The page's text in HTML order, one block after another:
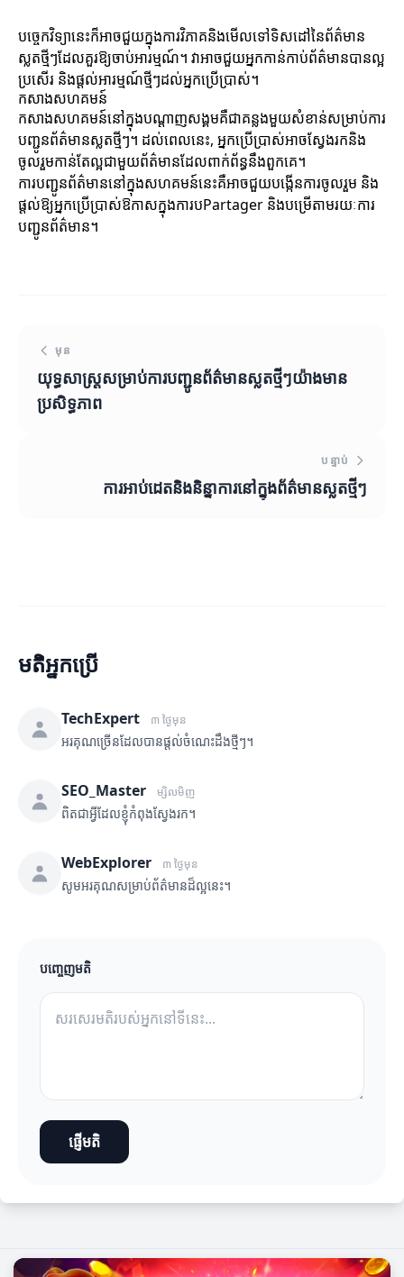
បច្ចេកវិទ្យានេះក៏អាចជួយក្នុងការវិភាគនិងមើលទៅទិសដៅនៃព័ត៌មាន
ស្លតថ្មីៗដែលគួរឱ្យចាប់អារម្មណ៍។ វាអាចជួយអ្នកកាន់កាប់ព័ត៌មានបានល្អ
ប្រសើរ និងផ្តល់អារម្មណ៍ថ្មីៗដល់អ្នកប្រើប្រាស់។
កសាងសហគមន៍
កសាងសហគមន៍នៅក្នុងបណ្តាញសង្គមគឺជាគន្លងមួយសំខាន់សម្រាប់ការ
បញ្ជូនព័ត៌មានស្លតថ្មីៗ។ ដល់ពេលនេះ, អ្នកប្រើប្រាស់អាចស្វែងរកនិង
ចូលរួមកាន់តែល្អជាមួយព័ត៌មានដែលពាក់ព័ន្ធនឹងពួកគេ។
ការបញ្ជូនព័ត៌មាននៅក្នុងសហគមន៍នេះគឺអាចជួយបង្កើនការចូលរួម និង
ផ្តល់ឱ្យអ្នកប្រើប្រាស់ឱកាសក្នុងការបPartager និងបម្រើតាមរយៈការ
បញ្ជូនព័ត៌មាន។
មុន
យុទ្ធសាស្ត្រ​សម្រាប់​ការ​បញ្ជូនព័ត៌មានស្លតថ្មីៗ​យ៉ាងមាន
ប្រសិទ្ធភាព
បន្ទាប់
ការអាប់ដេតនិងនិន្នាការនៅក្នុងព័ត៌មានស្លតថ្មីៗ
មតិអ្នកប្រើ
TechExpert ៣ ថ្ងៃមុន
អរគុណច្រើនដែលបានផ្តល់ចំណេះដឹងថ្មីៗ។
SEO_Master ម្សិលមិញ
ពិតជាអ្វីដែលខ្ញុំកំពុងស្វែងរក។
WebExplorer ៣ ថ្ងៃមុន
សូមអរគុណសម្រាប់ព័ត៌មានដ៏ល្អនេះ។
បញ្ចេញមតិ
ផ្ញើមតិ